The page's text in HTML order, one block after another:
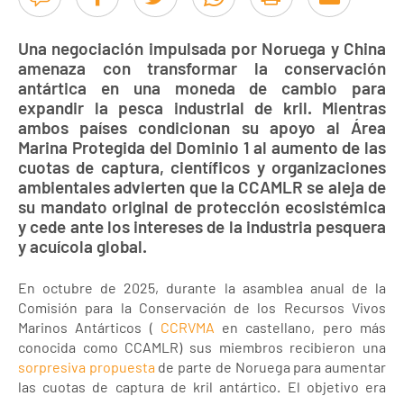
Una negociación impulsada por Noruega y China
amenaza con transformar la conservación
antártica en una moneda de cambio para
expandir la pesca industrial de kril. Mientras
ambos países condicionan su apoyo al Área
Marina Protegida del Dominio 1 al aumento de las
cuotas de captura, científicos y organizaciones
ambientales advierten que la CCAMLR se aleja de
su mandato original de protección ecosistémica
y cede ante los intereses de la industria pesquera
y acuícola global.
En octubre de 2025, durante la asamblea anual de la
Comisión para la Conservación de los Recursos Vivos
Marinos Antárticos ( CCRVMA en castellano, pero más
conocida como CCAMLR) sus miembros recibieron una
sorpresiva propuestade parte de Noruega para aumentar
las cuotas de captura de kril antártico. El objetivo era